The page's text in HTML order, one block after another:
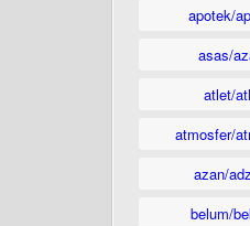
apotek/
asas/
atlet/
atmosfer/
azan/
belum/